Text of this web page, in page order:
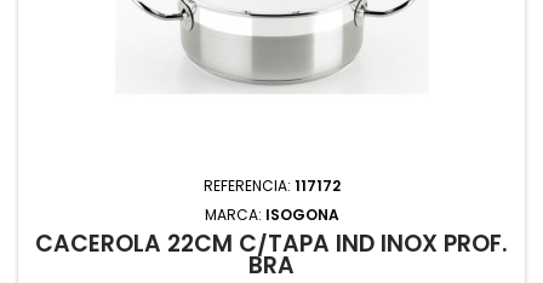
REFERENCIA: 117172
MARCA: ISOGONA
CACEROLA 22CM C/TAPA IND INOX PROF.
BRA